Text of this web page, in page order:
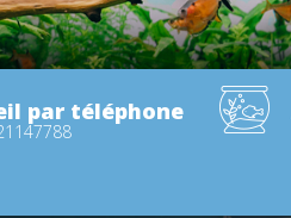
par téléphone